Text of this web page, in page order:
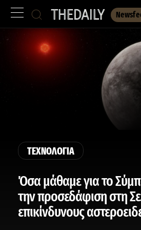
ΤΕΧΝΟΛΟΓΙΑ
Όσα μάθαμε για το
την προσεδάφιση στη
επικίνδυνους